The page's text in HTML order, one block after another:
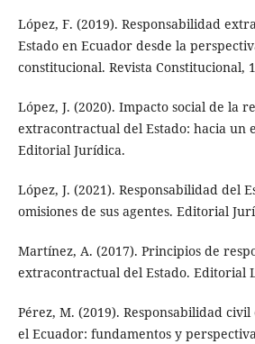
López, F. (2019). Responsabilidad
Estado en Ecuador desde la
constitucional. Revista Constitucional,
López, J. (2020). Impacto social de la
extracontractual del Estado: hacia un
Editorial Jurídica.
López, J. (2021). Responsabilidad del
omisiones de sus agentes. Editorial
Martínez, A. (2017). Principios de
extracontractual del Estado. Editorial
Pérez, M. (2019). Responsabilidad
el Ecuador: fundamentos y